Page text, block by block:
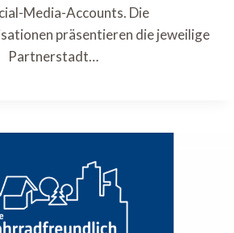
Media-Accounts. Die
präsentieren die jeweilige
Partnerstadt…